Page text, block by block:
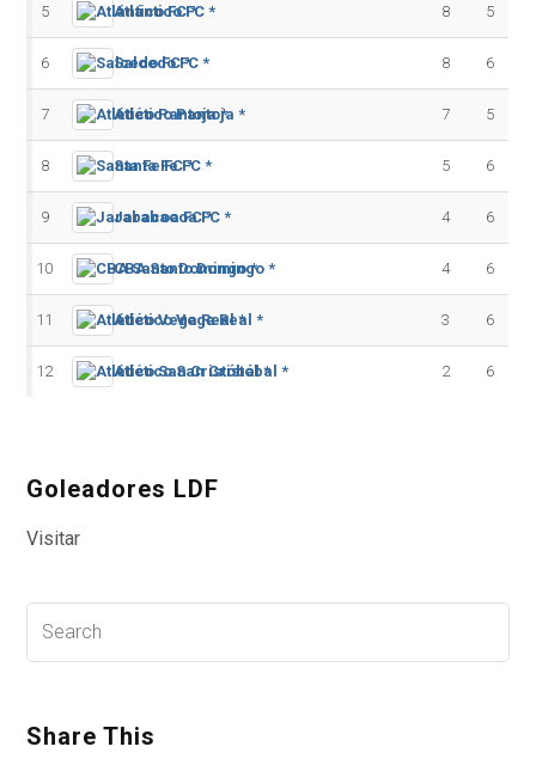
5 Atlántico FC * 8 5
6 Salcedo FC * 8 6
7 Atlético Pantoja * 7 5
8 Santa Fe FC * 5 6
9 Jarabacoa FC * 4 6
10 CBA Santo Domingo * 4 6
11 Atlético Vega Real * 3 6
12 Atlético San Cristóbal * 2 6
Goleadores LDF
Visitar
Share This